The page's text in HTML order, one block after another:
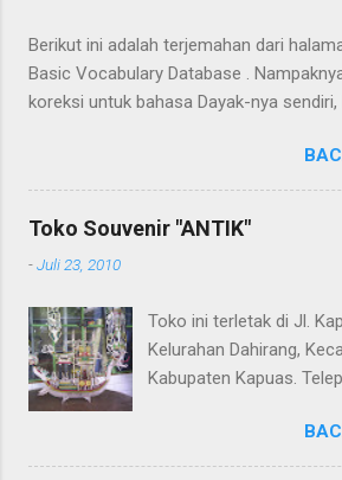
Berikut ini adalah terjemahan dari
Basic Vocabulary Database .
koreksi untuk bahasa Dayak-nya sendiri,
Translate . Koreksi bahasa dibantu oleh
M.Kes. Untuk koreksi dari halaman ini
komentar. Upaya penerjemahan Kamus
Dayak Ngaju - Indonesia .
Toko Souvenir "ANTIK"
-Juli 23, 2010
Toko ini terletak di Jl.
Kelurahan Dahirang,
Kabupaten Kapuas.
khas Kapuas seperti
terbuat dari getah nyatu